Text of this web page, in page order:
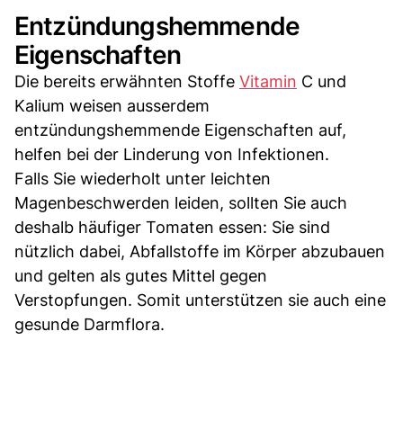
Entzündungshemmende
Eigenschaften
Die bereits erwähnten Stoffe Vitamin C und
Kalium weisen ausserdem
entzündungshemmende Eigenschaften auf,
helfen bei der Linderung von Infektionen.
Falls Sie wiederholt unter leichten
Magenbeschwerden leiden, sollten Sie auch
deshalb häufiger Tomaten essen: Sie sind
nützlich dabei, Abfallstoffe im Körper abzubauen
und gelten als gutes Mittel gegen
Verstopfungen. Somit unterstützen sie auch eine
gesunde Darmflora.